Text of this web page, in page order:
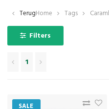
TerugHome Tags
Filters
1
SALE